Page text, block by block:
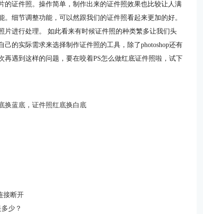
的证件照。操作简单，制作出来的证件照效果也比较让人满
细节调整功能，可以然跟我们的证件照看起来更加的好。
片进行处理。 如此看来有时候证件照的种类繁多让我们头
的实际需求来选择制作证件照的工具，除了photoshop还有
遇到这样的问题，要在咬着PS怎么做红底证件照啦，试下
换蓝底 ， 证件照红底换白底
接断开
少？